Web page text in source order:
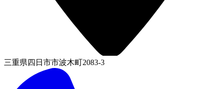
三重県四日市市波木町2083-3